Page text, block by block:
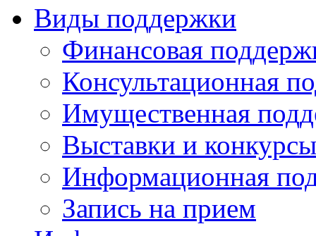
Виды поддержки
Финансовая
Консультационная
Имущественная
Выставки и конкурсы
Информационная
Запись на прием